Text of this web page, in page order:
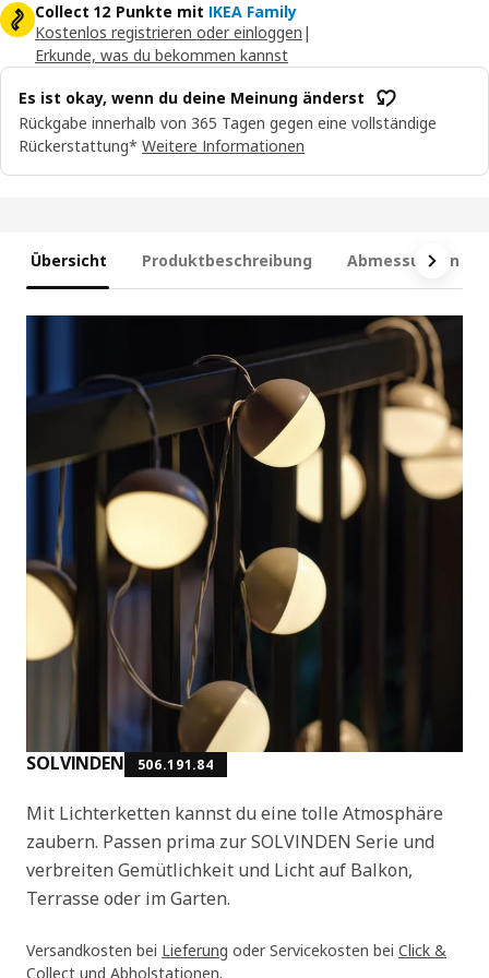
Collect 12 Punkte mit IKEA Family
Kostenlos registrieren oder einloggen |
Erkunde, was du bekommen kannst
Es ist okay, wenn du deine Meinung änderst
Rückgabe innerhalb von 365 Tagen gegen eine vollständige
Rückerstattung* Weitere Informationen
Übersicht Produktbeschreibung Abmessungen
SOLVINDEN 506.191.84
Mit Lichterketten kannst du eine tolle Atmosphäre
zaubern. Passen prima zur SOLVINDEN Serie und
verbreiten Gemütlichkeit und Licht auf Balkon,
Terrasse oder im Garten.
Versandkosten bei Lieferung oder Servicekosten bei Click &
Collect und Abholstationen.